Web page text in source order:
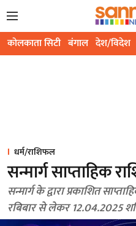
कोलकाता सिटी बंगाल देश/विदेश
धर्म/राशिफल
सन्मार्ग साप्ताहिक
सन्मार्ग के द्वारा प्रकाशित
रबिबार से लेकर 12.04.2025